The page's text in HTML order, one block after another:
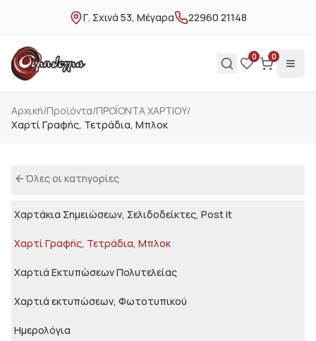
Γ. Σχινά 53, Μέγαρα 22960 21148
0 0
Αρχική/Προϊόντα/ΠΡΟΪΟΝΤΑ ΧΑΡΤΙΟΥ/
Χαρτί Γραφής, Τετράδια, Μπλοκ
Όλες οι κατηγορίες
Χαρτάκια Σημειώσεων, Σελιδοδείκτες, Post it
Χαρτί Γραφής, Τετράδια, Μπλοκ
Χαρτιά Εκτυπώσεων Πολυτελείας
Χαρτιά εκτυπώσεων, Φωτοτυπικού
Ημερολόγια